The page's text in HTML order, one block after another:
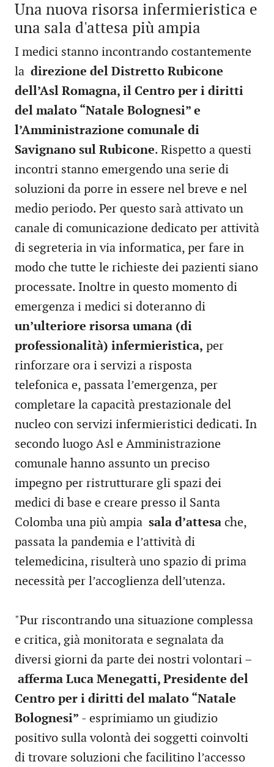
Una nuova risorsa infermieristica e
una sala d'attesa più ampia
I medici stanno incontrando costantemente
la direzione del Distretto Rubicone
dell’Asl Romagna, il Centro per i diritti
del malato “Natale Bolognesi” e
l’Amministrazione comunale di
Savignano sul Rubicone. Rispetto a questi
incontri stanno emergendo una serie di
soluzioni da porre in essere nel breve e nel
medio periodo. Per questo sarà attivato un
canale di comunicazione dedicato per attività
di segreteria in via informatica, per fare in
modo che tutte le richieste dei pazienti siano
processate. Inoltre in questo momento di
emergenza i medici si doteranno di
un’ulteriore risorsa umana (di
professionalità) infermieristica, per
rinforzare ora i servizi a risposta
telefonica e, passata l’emergenza, per
completare la capacità prestazionale del
nucleo con servizi infermieristici dedicati. In
secondo luogo Asl e Amministrazione
comunale hanno assunto un preciso
impegno per ristrutturare gli spazi dei
medici di base e creare presso il Santa
Colomba una più ampia sala d’attesa che,
passata la pandemia e l’attività di
telemedicina, risulterà uno spazio di prima
necessità per l’accoglienza dell’utenza.
"Pur riscontrando una situazione complessa
e critica, già monitorata e segnalata da
diversi giorni da parte dei nostri volontari –
afferma Luca Menegatti, Presidente del
Centro per i diritti del malato “Natale
Bolognesi” - esprimiamo un giudizio
positivo sulla volontà dei soggetti coinvolti
di trovare soluzioni che facilitino l’accesso